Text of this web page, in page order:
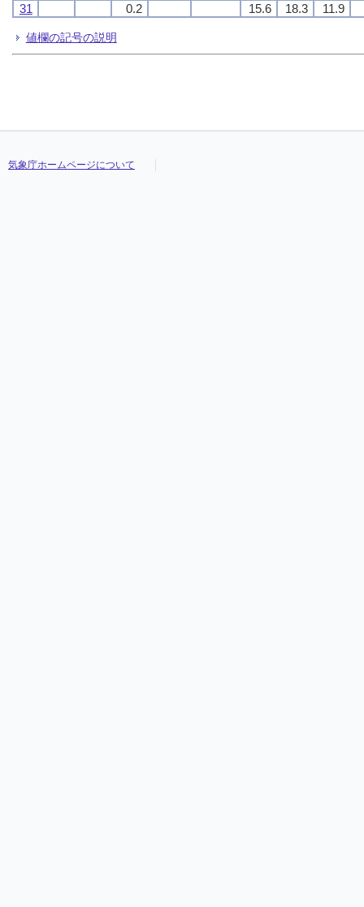
31
0.2 15.6 18.3 11.9
値欄の記号の説明
気象庁ホームページについて